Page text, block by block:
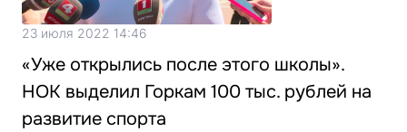
23 июля 2022 14:46
«Уже открылись после этого школы».
НОК выделил Горкам 100 тыс. рублей на
развитие спорта